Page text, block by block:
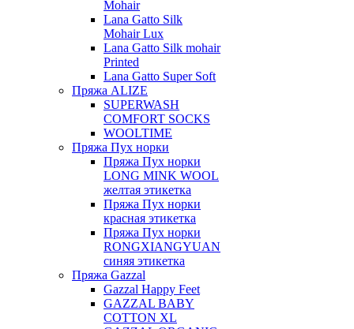
Mohair
Lana Gatto Silk
Mohair Lux
Lana Gatto Silk mohair
Printed
Lana Gatto Super Soft
Пряжа ALIZE
SUPERWASH
COMFORT SOCKS
WOOLTIME
Пряжа Пух норки
Пряжа Пух норки
LONG MINK WOOL
желтая этикетка
Пряжа Пух норки
красная этикетка
Пряжа Пух норки
RONGXIANGYUAN
синяя этикетка
Пряжа Gazzal
Gazzal Happy Feet
GAZZAL BABY
COTTON XL